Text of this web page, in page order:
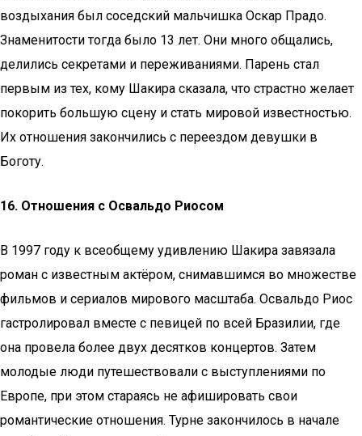
воздыхания был соседский мальчишка Оскар Прадо.
Знаменитости тогда было 13 лет. Они много общались,
делились секретами и переживаниями. Парень стал
первым из тех, кому Шакира сказала, что страстно желает
покорить большую сцену и стать мировой известностью.
Их отношения закончились с переездом девушки в
Боготу.
16. Отношения с Освальдо Риосом
В 1997 году к всеобщему удивлению Шакира завязала
роман с известным актёром, снимавшимся во множестве
фильмов и сериалов мирового масштаба. Освальдо Риос
гастролировал вместе с певицей по всей Бразилии, где
она провела более двух десятков концертов. Затем
молодые люди путешествовали с выступлениями по
Европе, при этом стараясь не афишировать свои
романтические отношения. Турне закончилось в начале